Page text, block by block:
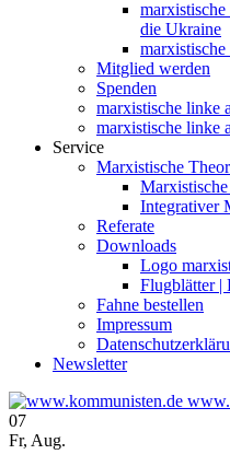
die Ukraine
Mitglied werden
Spenden
marxistische linke
marxistische linke
Service
Marxistische
Integrativer
Referate
Downloads
Logo
Flugblätter |
Fahne bestellen
Impressum
Newsletter
07
Fr, Aug.